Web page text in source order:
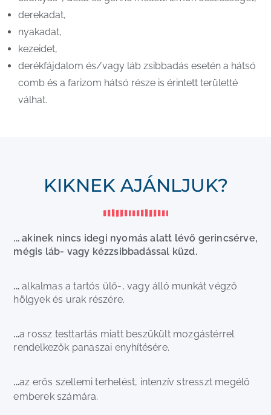
derekadat,
nyakadat,
kezeidet,
derékfájdalom és/vagy láb zsibbadás esetén a hátsó
comb és a farizom hátsó része is érintett területté
válhat.
KIKNEK AJÁNLJUK?
... akinek nincs idegi nyomás alatt lévő gerincsérve,
mégis láb- vagy kézzsibbadással küzd.
... alkalmas a tartós ülő-, vagy álló munkát végző
hölgyek és urak részére.
...a rossz testtartás miatt beszűkült mozgástérrel
rendelkezők panaszai enyhítésére.
...az erős szellemi terhelést, intenzív stresszt megélő
emberek számára.